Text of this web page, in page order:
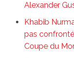
Alexander
Khabib
pas
Coupe du